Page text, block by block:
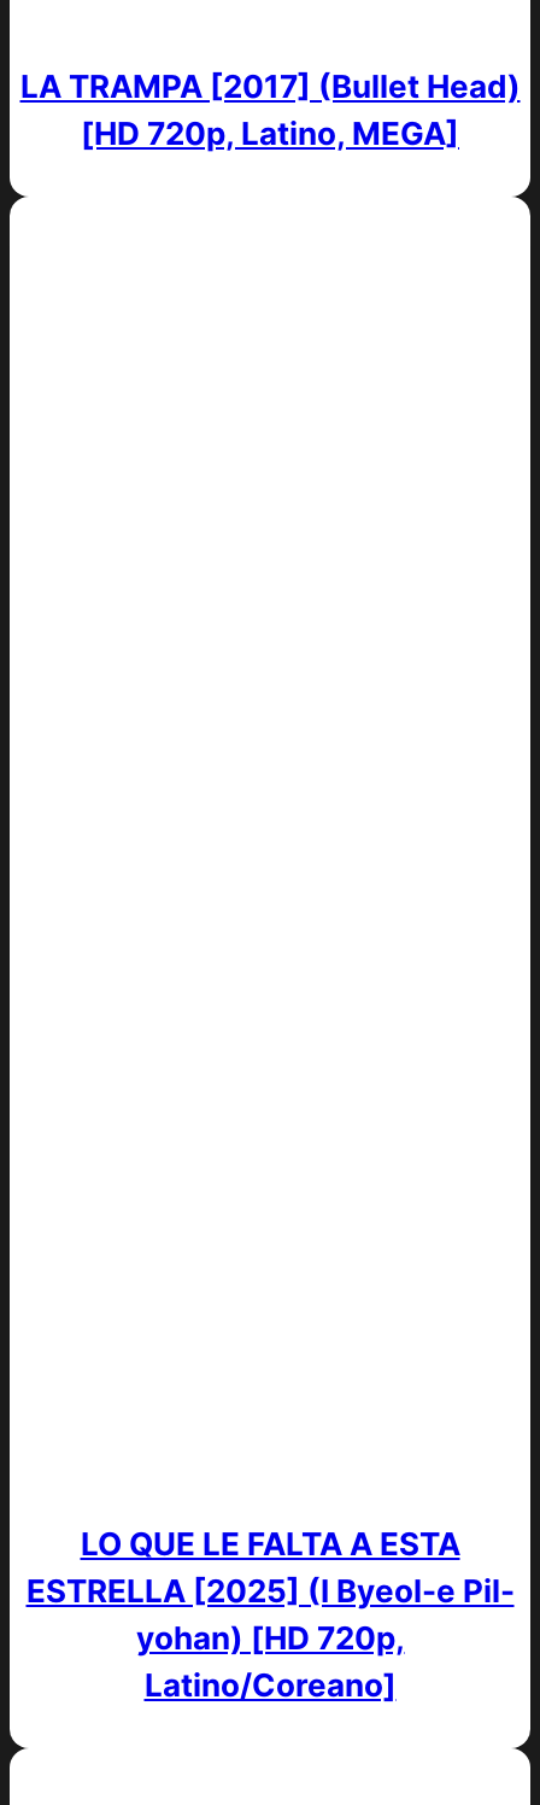
LA TRAMPA [2017] (Bullet Head)
[HD 720p, Latino, MEGA]
LO QUE LE FALTA A ESTA
ESTRELLA [2025] (I Byeol-e Pil-
yohan) [HD 720p,
Latino/Coreano]